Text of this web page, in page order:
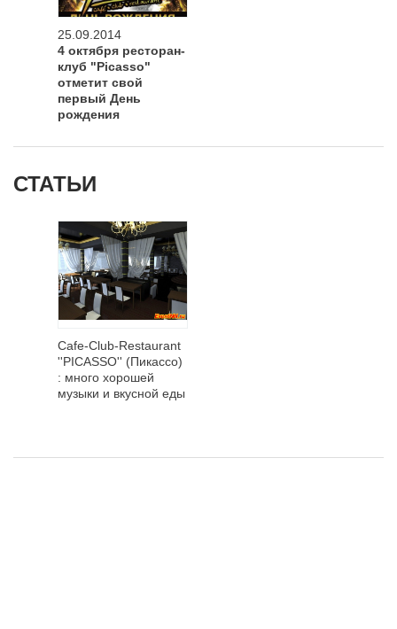
25.09.2014
4 октября ресторан-
клуб "Picasso"
отметит свой
первый День
рождения
СТАТЬИ
Cafe-Club-Restaurant
''PICASSO'' (Пикассо)
: много хорошей
музыки и вкусной еды